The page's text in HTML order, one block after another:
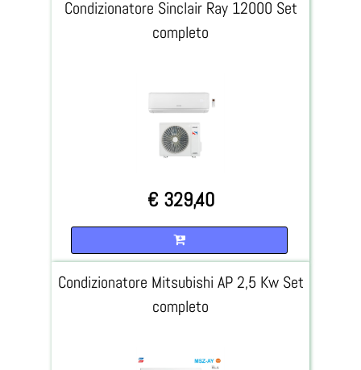
Condizionatore Sinclair Ray 12000 Set
completo
€ 329,40
Condizionatore Mitsubishi AP 2,5 Kw Set
completo